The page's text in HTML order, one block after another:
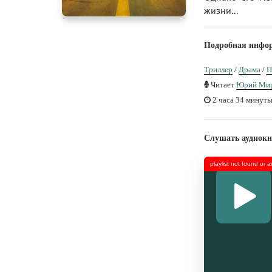
жизни...
Подробная
Триллер / Драма /
Читает Юрий
2 часа 34 минуты
Слушать
playlist not found or